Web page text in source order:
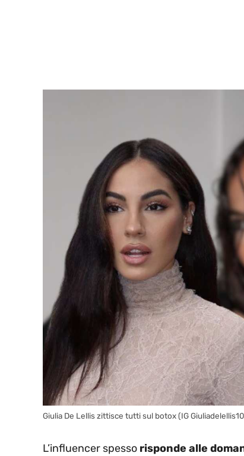
Giulia De Lellis zittisce tutti sul botox (IG
L’influencer spesso risponde alle